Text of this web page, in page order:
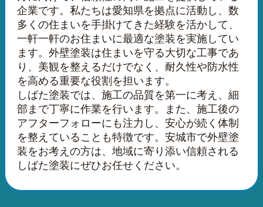
企業です。私たちは愛知県を拠点に活動し、数
多くの住まいを手掛けてきた経験を活かして、
一軒一軒のお住まいに最適な塗装を実施してい
ます。外壁塗装は住まいを守る大切な工事であ
り、美観を整えるだけでなく、耐久性や防水性
を高める重要な役割を担います。
しばた塗装では、施工の品質を第一に考え、細
部まで丁寧に作業を行います。また、施工後の
アフターフォローにも注力し、安心が続く体制
を整えていることも特徴です。安城市で外壁塗
装をお考えの方は、地域に寄り添い信頼される
しばた塗装にぜひお任せください。